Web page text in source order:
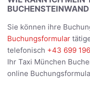
Sie können ihre
Buchungsformular
telefonisch +43 699
Ihr Taxi München
online